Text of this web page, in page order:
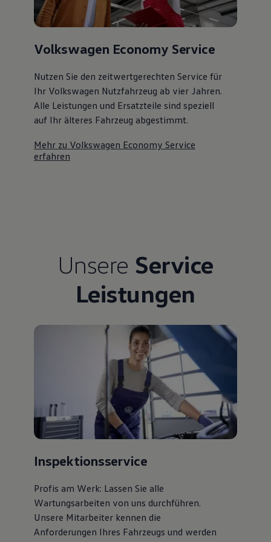
Volkswagen Economy Service
Nutzen Sie den zeitwertgerechten Service für
Ihr Volkswagen Nutzfahrzeug ab vier Jahren.
Alle Leistungen und Ersatzteile sind speziell
auf Ihr älteres Fahrzeug abgestimmt.
Mehr zu Volkswagen Economy Service
erfahren
Unsere Service
Leistungen
Inspektionsservice
Profis am Werk: Lassen Sie alle
Wartungsarbeiten von uns durchführen.
Unsere Mitarbeiter kennen die
Anforderungen Ihres Fahrzeugs und werden